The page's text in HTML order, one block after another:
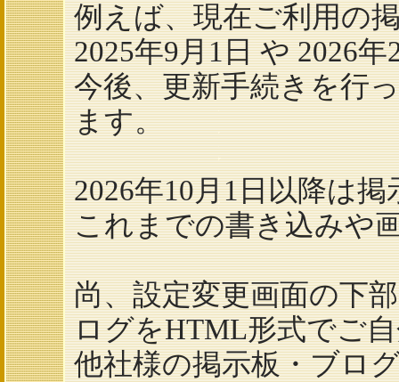
例えば、現在ご利用の
2025年9月1日 や 2026
今後、更新手続きを行
ます。
2026年10月1日以降は
これまでの書き込みや
尚、設定変更画面の下
ログをHTML形式でご
他社様の掲示板・ブロ